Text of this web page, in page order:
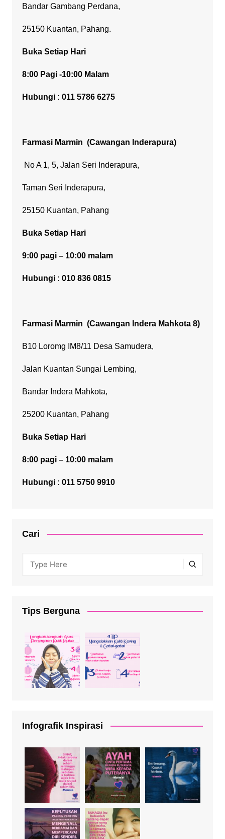
Bandar Gambang Perdana,
25150 Kuantan, Pahang.
Buka Setiap Hari
8:00 Pagi -10:00 Malam
Hubungi : 011 5786 6275
Farmasi Marmin (Cawangan Inderapura)
No A 1, 5, Jalan Seri Inderapura,
Taman Seri Inderapura,
25150 Kuantan, Pahang
Buka Setiap Hari
9:00 pagi – 10:00 malam
Hubungi : 010 836 0815
Farmasi Marmin (Cawangan Indera Mahkota 8)
B10 Loromg IM8/11 Desa Samudera,
Jalan Kuantan Sungai Lembing,
Bandar Indera Mahkota,
25200 Kuantan, Pahang
Buka Setiap Hari
8:00 pagi – 10:00 malam
Hubungi : 011 5750 9910
Cari
Tips Berguna
Infografik Inspirasi